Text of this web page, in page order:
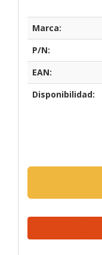
Marca:
P/N:
EAN:
Disponibilidad: